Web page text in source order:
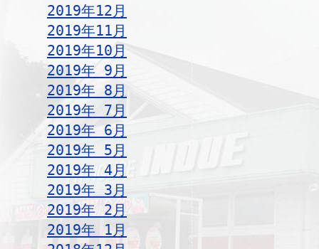
2019年12月
2019年11月
2019年10月
2019年 9月
2019年 8月
2019年 7月
2019年 6月
2019年 5月
2019年 4月
2019年 3月
2019年 2月
2019年 1月